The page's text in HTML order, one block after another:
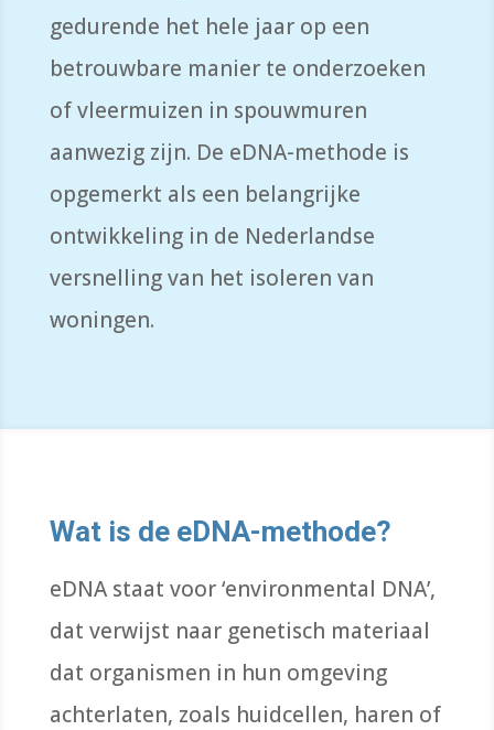
gedurende het hele jaar op een
betrouwbare manier te onderzoeken
of vleermuizen in spouwmuren
aanwezig zijn. De eDNA-methode is
opgemerkt als een belangrijke
ontwikkeling in de Nederlandse
versnelling van het isoleren van
woningen.
Wat is de eDNA-methode?
eDNA staat voor ‘environmental DNA’,
dat verwijst naar genetisch materiaal
dat organismen in hun omgeving
achterlaten, zoals huidcellen, haren of